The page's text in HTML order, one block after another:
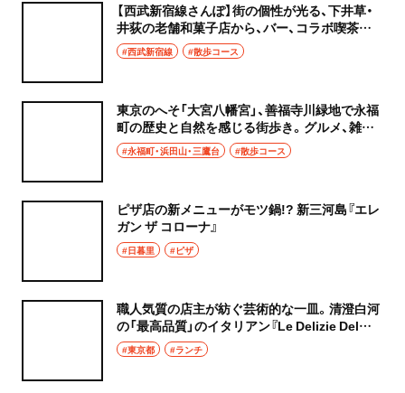
【西武新宿線さんぽ】街の個性が光る、下井草・
井荻の老舗和菓子店から、バー、コラボ喫茶ま
で。
#西武新宿線 #散歩コース
東京のへそ「大宮八幡宮」、善福寺川緑地で永福
町の歴史と自然を感じる街歩き。グルメ、雑貨
も見逃せない！
#永福町・浜田山・三鷹台 #散歩コース
ピザ店の新メニューがモツ鍋!? 新三河島『エレ
ガン ザ コローナ』
#日暮里 #ピザ
職人気質の店主が紡ぐ芸術的な一皿。清澄白河
の「最高品質」のイタリアン『Le Delizie Del
Mondo』
#東京都 #ランチ